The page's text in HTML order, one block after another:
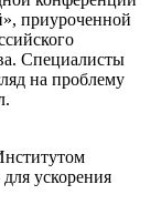
приуроченной
Специалисты
на проблему